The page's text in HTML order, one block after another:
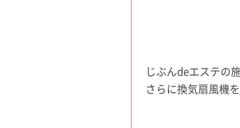
じぶんdeエステの
さらに換気扇風機